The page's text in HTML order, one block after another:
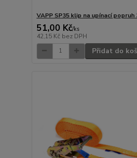
VAPP SP35 klip na upínací popruh
51,00 Kč/ks
42,15 Kč bez DPH
Přidat do